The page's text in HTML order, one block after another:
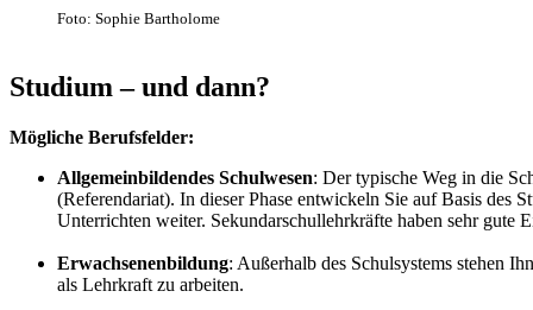
Foto: Sophie Bartholome
Studium – und dann?
Mögliche Berufsfelder:
Allgemeinbildendes Schulwesen: Der typische Weg in die
(Referendariat). In dieser Phase entwickeln Sie auf Basis des
Unterrichten weiter. Sekundarschullehrkräfte haben sehr gute
Erwachsenenbildung: Außerhalb des Schulsystems stehen
als Lehrkraft zu arbeiten.